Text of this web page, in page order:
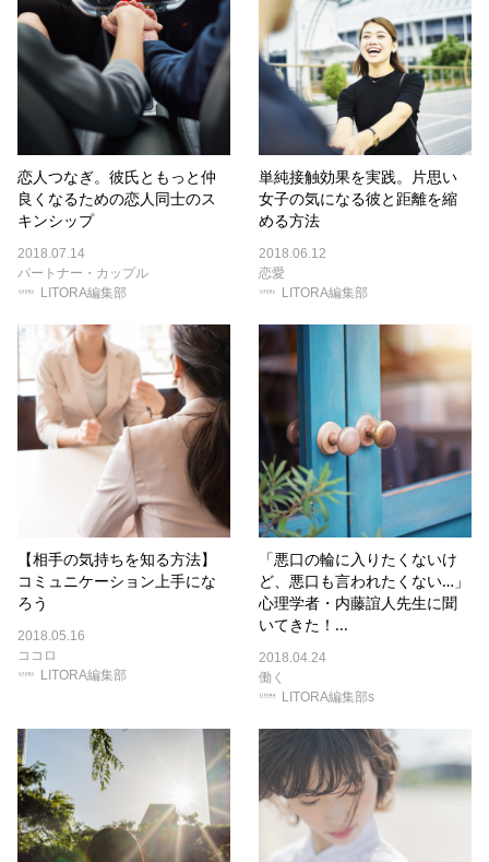
恋人つなぎ。彼氏ともっと仲
良くなるための恋人同士のス
キンシップ
2018.07.14
パートナー・カップル
LITORA編集部
単純接触効果を実践。片思い
女子の気になる彼と距離を縮
める方法
2018.06.12
恋愛
LITORA編集部
【相手の気持ちを知る方法】
コミュニケーション上手にな
ろう
2018.05.16
ココロ
LITORA編集部
「悪口の輪に入りたくないけ
ど、悪口も言われたくない…」
心理学者・内藤誼人先生に聞
いてきた！...
2018.04.24
働く
LITORA編集部s